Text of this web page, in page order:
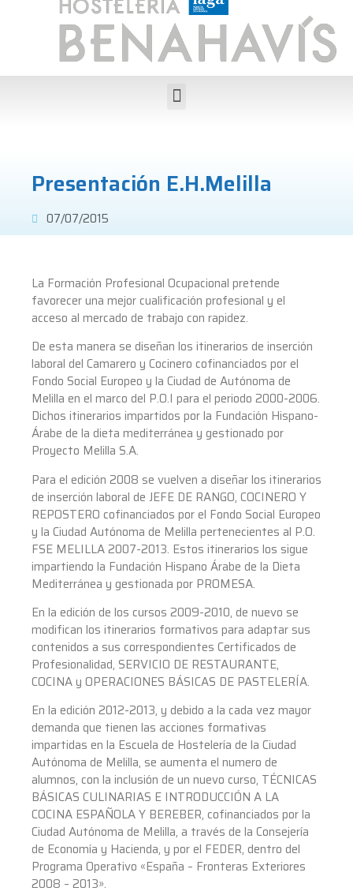
Presentación E.H.Melilla
07/07/2015
La Formación Profesional Ocupacional pretende
favorecer una mejor cualificación profesional y el
acceso al mercado de trabajo con rapidez.
De esta manera se diseñan los itinerarios de inserción
laboral del Camarero y Cocinero cofinanciados por el
Fondo Social Europeo y la Ciudad de Autónoma de
Melilla en el marco del P.O.I para el periodo 2000-2006.
Dichos itinerarios impartidos por la Fundación Hispano-
Árabe de la dieta mediterránea y gestionado por
Proyecto Melilla S.A.
Para el edición 2008 se vuelven a diseñar los itinerarios
de inserción laboral de JEFE DE RANGO, COCINERO Y
REPOSTERO cofinanciados por el Fondo Social Europeo
y la Ciudad Autónoma de Melilla pertenecientes al P.O.
FSE MELILLA 2007-2013. Estos itinerarios los sigue
impartiendo la Fundación Hispano Árabe de la Dieta
Mediterránea y gestionada por PROMESA.
En la edición de los cursos 2009-2010, de nuevo se
modifican los itinerarios formativos para adaptar sus
contenidos a sus correspondientes Certificados de
Profesionalidad, SERVICIO DE RESTAURANTE,
COCINA y OPERACIONES BÁSICAS DE PASTELERÍA.
En la edición 2012-2013, y debido a la cada vez mayor
demanda que tienen las acciones formativas
impartidas en la Escuela de Hostelería de la Ciudad
Autónoma de Melilla, se aumenta el numero de
alumnos, con la inclusión de un nuevo curso, TÉCNICAS
BÁSICAS CULINARIAS E INTRODUCCIÓN A LA
COCINA ESPAÑOLA Y BEREBER, cofinanciados por la
Ciudad Autónoma de Melilla, a través de la Consejería
de Economía y Hacienda, y por el FEDER, dentro del
Programa Operativo «España – Fronteras Exteriores
2008 – 2013».